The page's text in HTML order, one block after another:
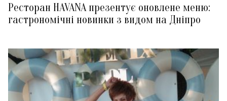
Ресторан HAVANA презентує оновлене меню:
гастрономічні новинки з видом на Дніпро